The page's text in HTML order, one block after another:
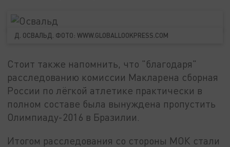
Д. ОСВАЛЬД. ФОТО: WWW.GLOBALLOOKPRESS.COM
Стоит также напомнить, что "благодаря"
расследованию комиссии Макларена сборная
России по лёгкой атлетике практически в
полном составе была вынуждена пропустить
Олимпиаду-2016 в Бразилии.
Итогом расследования со стороны МОК стали